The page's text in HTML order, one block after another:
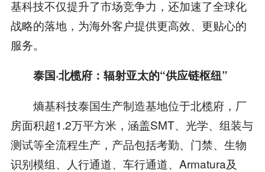
基科技不仅提升了市场竞争力，还加速了全球化
战略的落地，为海外客户提供更高效、更贴心的
服务。
泰国·北榄府：辐射亚太的“供应链枢纽”
熵基科技泰国生产制造基地位于北榄府，厂
房面积超1.2万平方米，涵盖SMT、光学、组装与
测试等全流程生产，产品包括考勤、门禁、生物
识别模组、人行通道、车行通道、Armatura及